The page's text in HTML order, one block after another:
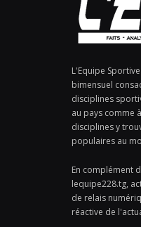
L'Equipe
bimensuel
disciplines
au pays comme
disciplines y
populaires au
En complément
lequipe228.tg,
de relais
réactive de